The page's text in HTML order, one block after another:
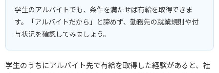
学生のアルバイトでも、条件を満たせば有給を取得できま
す。「アルバイトだから」と諦めず、勤務先の就業規則や付
与状況を確認してみましょう。
学生のうちにアルバイト先で有給を取得した経験があると、社